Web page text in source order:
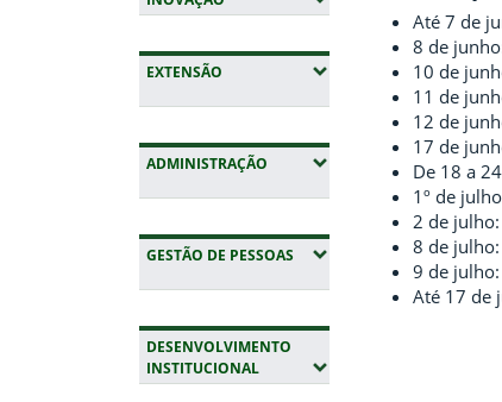
EXTENSÃO (EXPANDIR SUBMENUS)
ADMINISTRAÇÃO (EXPANDIR SUBMENUS)
GESTÃO DE PESSOAS (EXPANDIR SUBMENUS)
DESENVOLVIMENTO
INSTITUCIONAL(EXPANDIR SUBMENUS)
Até 7 de
8 de
10 de
11 de
12 de
17 de
De 18 a
1º de
2 de
8 de
9 de
Até 17 de